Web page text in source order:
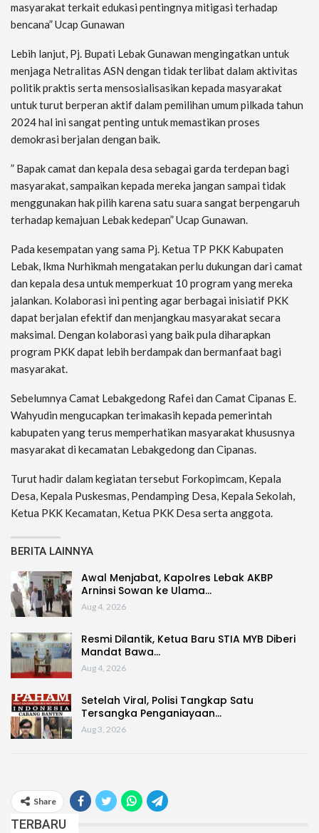
masyarakat terkait edukasi pentingnya mitigasi terhadap
bencana” Ucap Gunawan
Lebih lanjut, Pj. Bupati Lebak Gunawan mengingatkan untuk
menjaga Netralitas ASN dengan tidak terlibat dalam aktivitas
politik praktis serta mensosialisasikan kepada masyarakat
untuk turut berperan aktif dalam pemilihan umum pilkada tahun
2024 hal ini sangat penting untuk memastikan proses
demokrasi berjalan dengan baik.
” Bapak camat dan kepala desa sebagai garda terdepan bagi
masyarakat, sampaikan kepada mereka jangan sampai tidak
menggunakan hak pilih karena satu suara sangat berpengaruh
terhadap kemajuan Lebak kedepan” Ucap Gunawan.
Pada kesempatan yang sama Pj. Ketua TP PKK Kabupaten
Lebak, Ikma Nurhikmah mengatakan perlu dukungan dari camat
dan kepala desa untuk memperkuat 10 program yang mereka
jalankan. Kolaborasi ini penting agar berbagai inisiatif PKK
dapat berjalan efektif dan menjangkau masyarakat secara
maksimal. Dengan kolaborasi yang baik pula diharapkan
program PKK dapat lebih berdampak dan bermanfaat bagi
masyarakat.
Sebelumnya Camat Lebakgedong Rafei dan Camat Cipanas E.
Wahyudin mengucapkan terimakasih kepada pemerintah
kabupaten yang terus memperhatikan masyarakat khususnya
masyarakat di kecamatan Lebakgedong dan Cipanas.
Turut hadir dalam kegiatan tersebut Forkopimcam, Kepala
Desa, Kepala Puskesmas, Pendamping Desa, Kepala Sekolah,
Ketua PKK Kecamatan, Ketua PKK Desa serta anggota.
BERITA LAINNYA
Awal Menjabat, Kapolres Lebak AKBP
Arninsi Sowan ke Ulama…
Aug 4, 2026
Resmi Dilantik, Ketua Baru STIA MYB Diberi
Mandat Bawa…
Aug 4, 2026
Setelah Viral, Polisi Tangkap Satu
Tersangka Penganiayaan…
Aug 3, 2026
Share
TERBARU